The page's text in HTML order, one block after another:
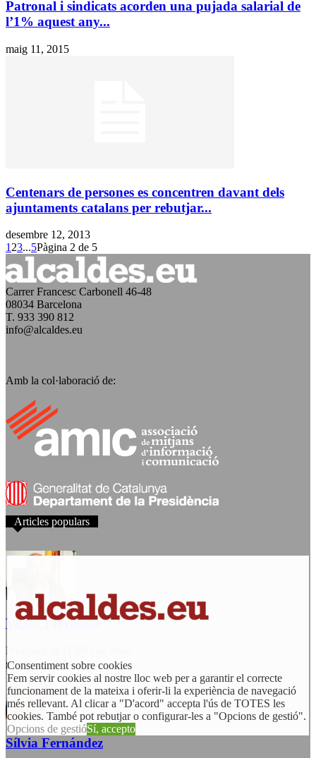
Patronal i sindicats acorden una pujada salarial de
l’1% aquest any...
maig 11, 2015
Centenars de persones es concentren davant dels
ajuntaments catalans per rebutjar...
desembre 12, 2013
1 23...5Pàgina 2 de 5
Carrer Francesc Carbonell 46-48
08034 Barcelona
T. 933 390 812
info@alcaldes.eu
Amb la col·laboració de:
Articles populars
Victor Ferrando
President de l'EMD de Jesús
gener 22, 2024
Sílvia Fernández
Consentiment sobre cookies
Fem servir cookies al nostre lloc web per a garantir el correcte
funcionament de la mateixa i oferir-li la experiència de navegació
més rellevant. Al clicar a "D'acord" accepta l'ús de TOTES les
cookies. També pot rebutjar o configurar-les a "Opcions de gestió".
Opcions de gestióSí, accepto